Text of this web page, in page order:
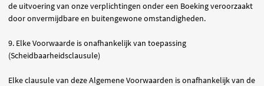
de uitvoering van onze verplichtingen onder een Boeking veroorzaakt
door onvermijdbare en buitengewone omstandigheden.
9. Elke Voorwaarde is onafhankelijk van toepassing
(Scheidbaarheidsclausule)
Elke clausule van deze Algemene Voorwaarden is onafhankelijk van de